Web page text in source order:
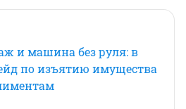
и машина без руля: в
по изъятию имущества